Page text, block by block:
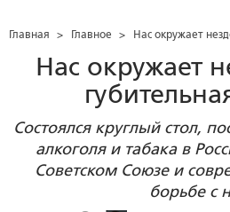
Главная > Главное > Нас окружает
Нас окружает
Состоялся круглый стол,
алкоголя и табака в
Советском Союзе и
борьбе с